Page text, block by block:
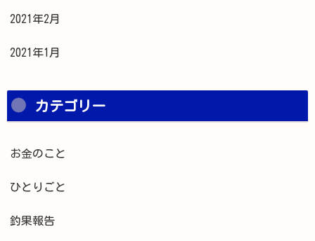
2021年2月
2021年1月
カテゴリー
お金のこと
ひとりごと
釣果報告